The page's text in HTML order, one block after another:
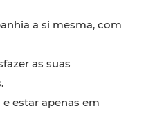
a si mesma, com
as suas
e estar apenas em